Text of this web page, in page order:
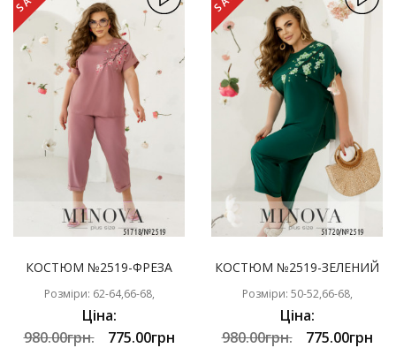
КОСТЮМ №2519-ФРЕЗА
Розміри: 62-64,66-68,
Ціна:
980.00грн.
775.00грн
КОСТЮМ №2519-ЗЕЛЕНИЙ
Розміри: 50-52,66-68,
Ціна:
980.00грн.
775.00грн